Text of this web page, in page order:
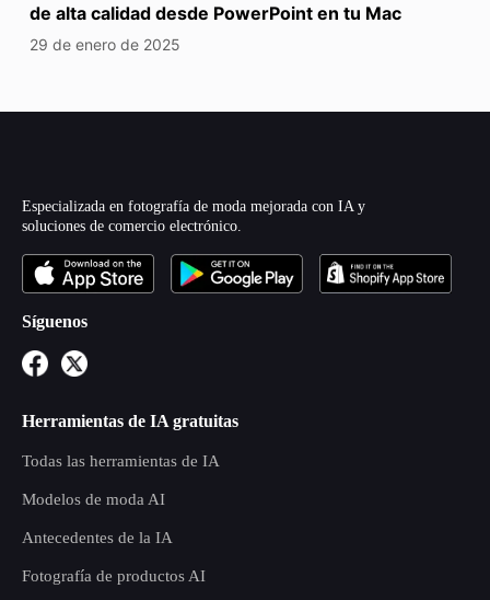
de alta calidad desde PowerPoint en tu Mac
29 de enero de 2025
Especializada en fotografía de moda mejorada con IA y
soluciones de comercio electrónico.
Síguenos
Herramientas de IA gratuitas
Todas las herramientas de IA
Modelos de moda AI
Antecedentes de la IA
Fotografía de productos AI